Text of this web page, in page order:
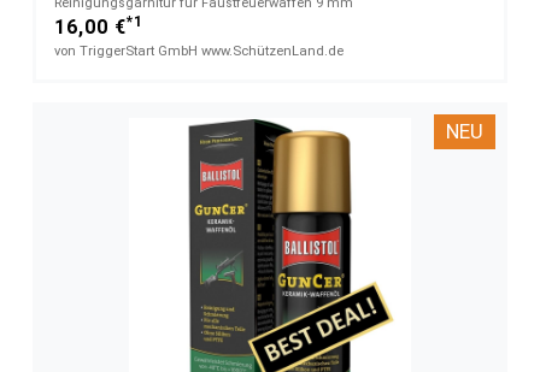
16,00 €*1
von TriggerStart GmbH www.SchützenLand.de
NEU